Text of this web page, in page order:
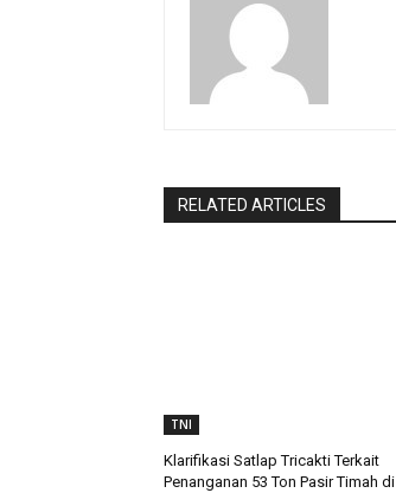
RELATED ARTICLES
TNI
Klarifikasi Satlap Tricakti Terkait
Penanganan 53 Ton Pasir Timah di